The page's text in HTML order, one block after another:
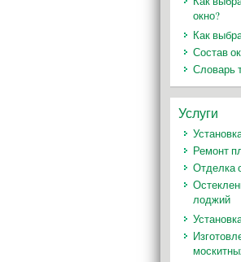
окно?
Как
Состав
Словарь
Услуги
Ремонт
Отделка
лоджий